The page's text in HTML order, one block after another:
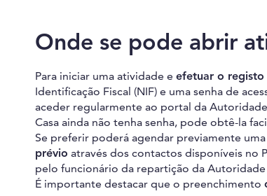
Onde se pode abrir
Para iniciar uma atividade e efetuar o registo
Identificação Fiscal (NIF) e uma senha de
aceder regularmente ao portal da
Casa ainda não tenha senha, pode obtê-la
Se preferir poderá agendar previamente
prévio através dos contactos disponíveis no
pelo funcionário da repartição da Autoridade
É importante destacar que o preenchimento